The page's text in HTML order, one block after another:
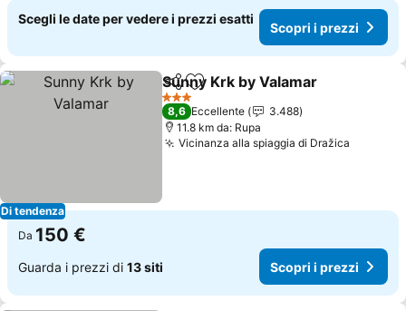
Scegli le date per vedere i prezzi esatti
Scopri i prezzi
Di tendenza
CondividiAggiungi ai preferiti
Sunny Krk by Valamar
3 Stelle
8,6 Eccellente
3.488
11.8 km da: Rupa
Vicinanza alla spiaggia di Dražica
Da 150 €
Guarda i prezzi di 13 siti Scopri i prezzi